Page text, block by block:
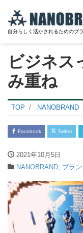
自分らしく活かされるためのブ
ビジネス
み重ね
TOP NANOBRAND
Facebook Twitter
2021年10月5日
NANOBRAND ブラ